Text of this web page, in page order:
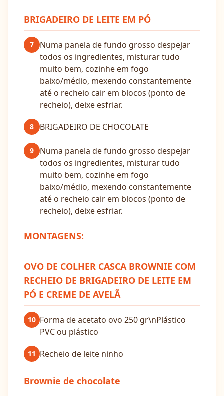
BRIGADEIRO DE LEITE EM PÓ
7
Numa panela de fundo grosso despejar
todos os ingredientes, misturar tudo
muito bem, cozinhe em fogo
baixo/médio, mexendo constantemente
até o recheio cair em blocos (ponto de
recheio), deixe esfriar.
8 BRIGADEIRO DE CHOCOLATE
9
Numa panela de fundo grosso despejar
todos os ingredientes, misturar tudo
muito bem, cozinhe em fogo
baixo/médio, mexendo constantemente
até o recheio cair em blocos (ponto de
recheio), deixe esfriar.
MONTAGENS:
OVO DE COLHER CASCA BROWNIE COM
RECHEIO DE BRIGADEIRO DE LEITE EM
PÓ E CREME DE AVELÃ
10 Forma de acetato ovo 250 gr\nPlástico
PVC ou plástico
11 Recheio de leite ninho
Brownie de chocolate